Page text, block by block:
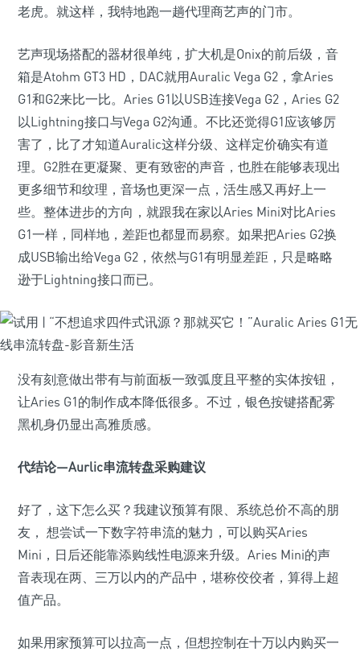
老虎。就这样，我特地跑一趟代理商艺声的门市。
艺声现场搭配的器材很单纯，扩大机是Onix的前后级，音
箱是Atohm GT3 HD，DAC就用Auralic Vega G2，拿Aries
G1和G2来比一比。Aries G1以USB连接Vega G2，Aries G2
以Lightning接口与Vega G2沟通。不比还觉得G1应该够厉
害了，比了才知道Auralic这样分级、这样定价确实有道
理。G2胜在更凝聚、更有致密的声音，也胜在能够表现出
更多细节和纹理，音场也更深一点，活生感又再好上一
些。整体进步的方向，就跟我在家以Aries Mini对比Aries
G1一样，同样地，差距也都显而易察。如果把Aries G2换
成USB输出给Vega G2，依然与G1有明显差距，只是略略
逊于Lightning接口而已。
没有刻意做出带有与前面板一致弧度且平整的实体按钮，
让Aries G1的制作成本降低很多。不过，银色按键搭配雾
黑机身仍显出高雅质感。
代结论—Aurlic串流转盘采购建议
好了，这下怎么买？我建议预算有限、系统总价不高的朋
友， 想尝试一下数字符串流的魅力，可以购买Aries
Mini，日后还能靠添购线性电源来升级。Aries Mini的声
音表现在两、三万以内的产品中，堪称佼佼者，算得上超
值产品。
如果用家预算可以拉高一点，但想控制在十万以内购买一